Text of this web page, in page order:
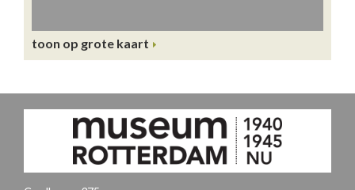
toon op grote kaart